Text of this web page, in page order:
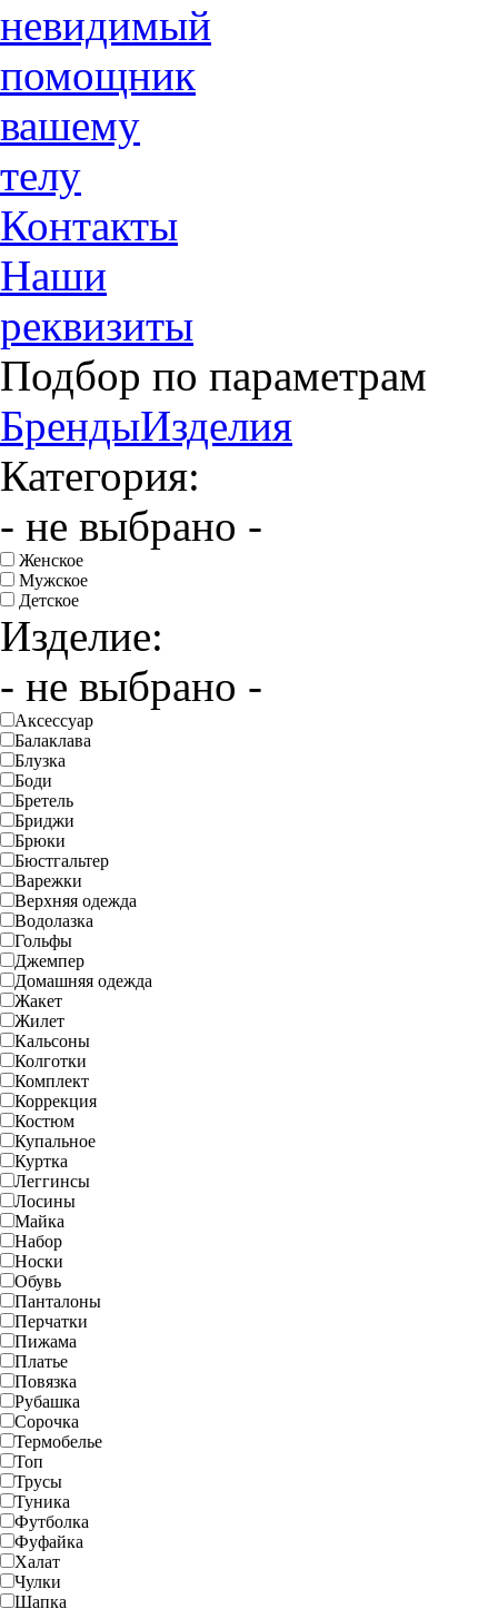
невидимый
помощник
вашему
телу
Контакты
Наши
реквизиты
Подбор по параметрам
БрендыИзделия
Категория:
- не выбрано -
Женское
Мужское
Детское
Изделие:
- не выбрано -
Аксессуар
Балаклава
Блузка
Боди
Бретель
Бриджи
Брюки
Бюстгальтер
Варежки
Верхняя одежда
Водолазка
Гольфы
Джемпер
Домашняя одежда
Жакет
Жилет
Кальсоны
Колготки
Комплект
Коррекция
Костюм
Купальное
Куртка
Леггинсы
Лосины
Майка
Набор
Носки
Обувь
Панталоны
Перчатки
Пижама
Платье
Повязка
Рубашка
Сорочка
Термобелье
Топ
Трусы
Туника
Футболка
Фуфайка
Халат
Чулки
Шапка